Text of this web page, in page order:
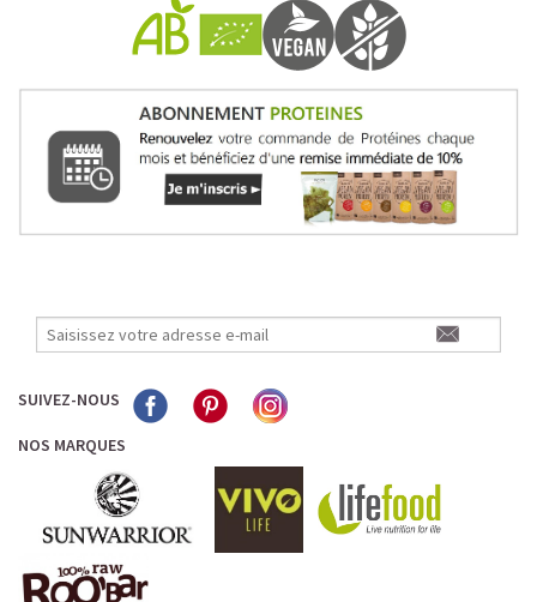
SUIVEZ-NOUS
NOS MARQUES